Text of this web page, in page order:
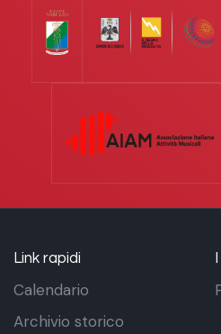
Link rapidi
Calendario
Archivio storico